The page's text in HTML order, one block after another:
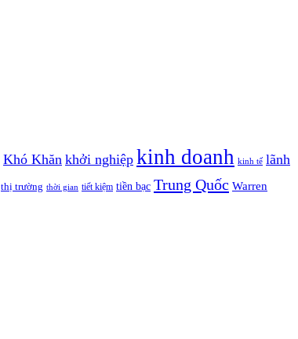
Khó Khăn khởi nghiệp kinh doanh kinh tế lãnh
thị trường thời gian tiết kiệm tiền bạc Trung Quốc Warren